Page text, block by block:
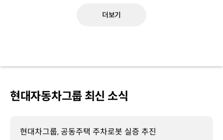
더보기
현대자동차그룹 최신 소식
현대차그룹, 공동주택 주차로봇 실증 추진